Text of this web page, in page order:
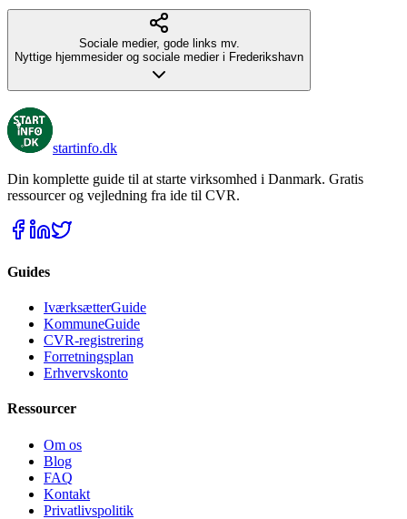
Sociale medier, gode links mv.
Nyttige hjemmesider og sociale medier i Frederikshavn
startinfo.dk
Din komplette guide til at starte virksomhed i Danmark. Gratis
ressourcer og vejledning fra ide til CVR.
Guides
IværksætterGuide
KommuneGuide
CVR-registrering
Forretningsplan
Erhvervskonto
Ressourcer
Om os
Blog
FAQ
Kontakt
Privatlivspolitik